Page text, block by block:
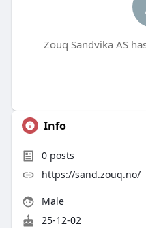
Zouq Sandvika AS
Info
0posts
https://sand.zouq.no/
Male
25-12-02